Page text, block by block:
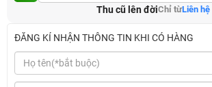
Thu cũ lên đờiChỉ từLiên hệ
ĐĂNG KÍ NHẬN THÔNG TIN KHI CÓ HÀNG